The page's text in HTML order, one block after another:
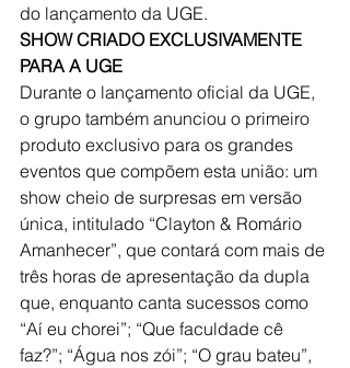
do lançamento da UGE.
SHOW CRIADO EXCLUSIVAMENTE
PARA A UGE
Durante o lançamento oficial da UGE,
o grupo também anunciou o primeiro
produto exclusivo para os grandes
eventos que compõem esta união: um
show cheio de surpresas em versão
única, intitulado “Clayton & Romário
Amanhecer”, que contará com mais de
três horas de apresentação da dupla
que, enquanto canta sucessos como
“Aí eu chorei”; “Que faculdade cê
faz?”; “Água nos zói”; “O grau bateu”,